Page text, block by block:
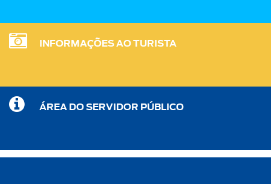
INFORMAÇÕES AO TURISTA
ÁREA DO SERVIDOR PÚBLICO